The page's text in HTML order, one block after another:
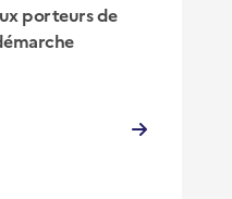
porteurs de